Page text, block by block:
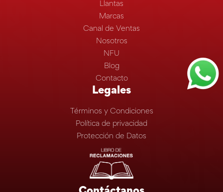
Llantas
Marcas
Canal de Ventas
Nosotros
NFU
Blog
Contacto
Legales
Términos y Condiciones
Política de privacidad
Protección de Datos